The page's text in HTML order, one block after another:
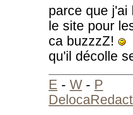
parce que
le site pour
ca buzzzZ!
qu'il décolle
E - W- P